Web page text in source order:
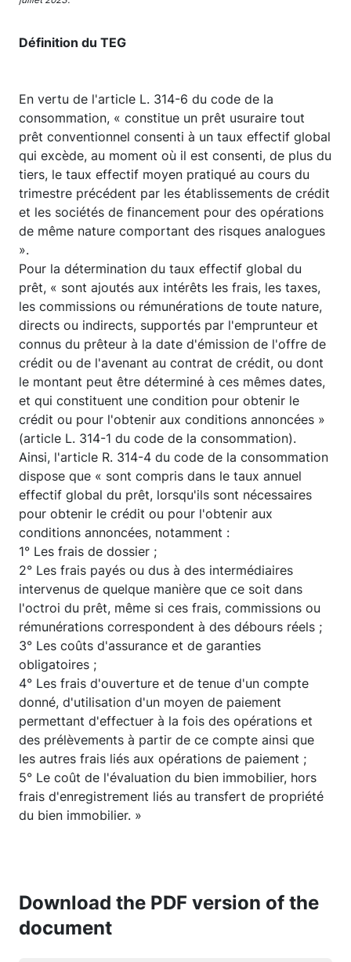
Définition du TEG
En vertu de l'article L. 314-6 du code de la
consommation, « constitue un prêt usuraire tout
prêt conventionnel consenti à un taux effectif global
qui excède, au moment où il est consenti, de plus du
tiers, le taux effectif moyen pratiqué au cours du
trimestre précédent par les établissements de crédit
et les sociétés de financement pour des opérations
de même nature comportant des risques analogues
».
Pour la détermination du taux effectif global du
prêt, « sont ajoutés aux intérêts les frais, les taxes,
les commissions ou rémunérations de toute nature,
directs ou indirects, supportés par l'emprunteur et
connus du prêteur à la date d'émission de l'offre de
crédit ou de l'avenant au contrat de crédit, ou dont
le montant peut être déterminé à ces mêmes dates,
et qui constituent une condition pour obtenir le
crédit ou pour l'obtenir aux conditions annoncées »
(article L. 314-1 du code de la consommation).
Ainsi, l'article R. 314-4 du code de la consommation
dispose que « sont compris dans le taux annuel
effectif global du prêt, lorsqu'ils sont nécessaires
pour obtenir le crédit ou pour l'obtenir aux
conditions annoncées, notamment :
1° Les frais de dossier ;
2° Les frais payés ou dus à des intermédiaires
intervenus de quelque manière que ce soit dans
l'octroi du prêt, même si ces frais, commissions ou
rémunérations correspondent à des débours réels ;
3° Les coûts d'assurance et de garanties
obligatoires ;
4° Les frais d'ouverture et de tenue d'un compte
donné, d'utilisation d'un moyen de paiement
permettant d'effectuer à la fois des opérations et
des prélèvements à partir de ce compte ainsi que
les autres frais liés aux opérations de paiement ;
5° Le coût de l'évaluation du bien immobilier, hors
frais d'enregistrement liés au transfert de propriété
du bien immobilier. »
Download the PDF version of the
document